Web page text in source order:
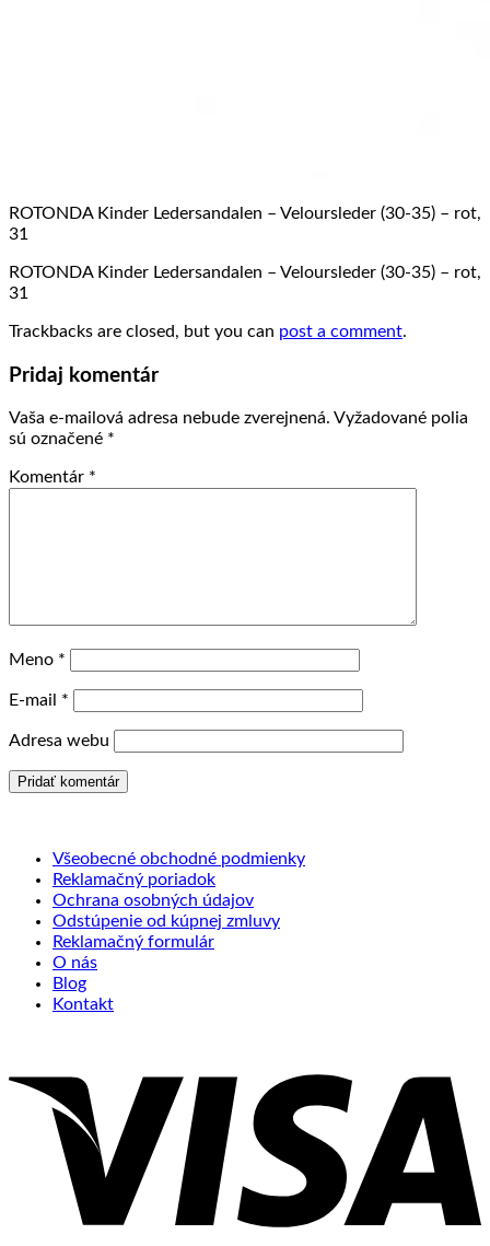
ROTONDA Kinder Ledersandalen – Veloursleder (30-35) – rot,
31
ROTONDA Kinder Ledersandalen – Veloursleder (30-35) – rot,
31
Trackbacks are closed, but you can post a comment.
Pridaj komentár
Vaša e-mailová adresa nebude zverejnená. Vyžadované polia
sú označené *
Komentár *
Meno *
E-mail *
Adresa webu
Všeobecné obchodné podmienky
Reklamačný poriadok
Ochrana osobných údajov
Odstúpenie od kúpnej zmluvy
Reklamačný formulár
O nás
Blog
Kontakt